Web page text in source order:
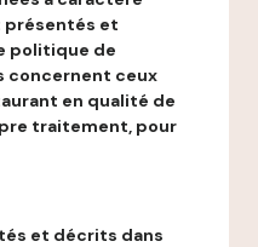
présentés et
politique de
concernent ceux
en qualité de
traitement, pour
et décrits dans